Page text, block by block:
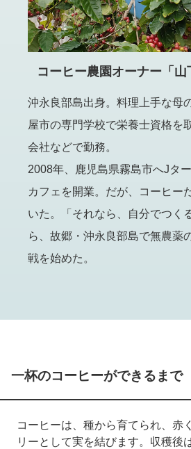
コーヒー農園オーナー「
沖永良部島出身。料理上手な母
屋市の専門学校で栄養士資格を
会社などで勤務。
2008年、鹿児島県霧島市へJタ
カフェを開業。だが、コーヒー
いた。「それなら、自分でつく
ら、故郷・沖永良部島で無農薬
戦を始めた。
一杯のコーヒーができるまで
コーヒーは、種から育てられ、赤
リーとして実を結びます。収穫後